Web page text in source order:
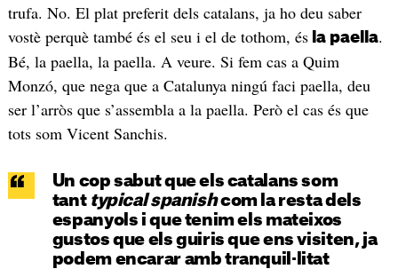
trufa. No. El plat preferit dels catalans, ja ho deu saber
vostè perquè també és el seu i el de tothom, ésla paella.
Bé, la paella, la paella. A veure. Si fem cas a Quim
Monzó, que nega que a Catalunya ningú faci paella, deu
ser l’arròs que s’assembla a la paella. Però el cas és que
tots som Vicent Sanchis.
Un cop sabut que els catalans som
tant typical spanishcom la resta dels
espanyols i que tenim els mateixos
gustos que els guiris que ens visiten, ja
podem encarar amb tranquil·litat